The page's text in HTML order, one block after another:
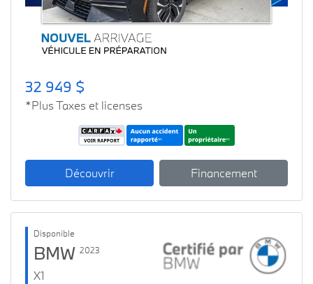
32 949 $
*Plus Taxes et licenses
Découvrir Financement
Disponible
BMW 2023
X1